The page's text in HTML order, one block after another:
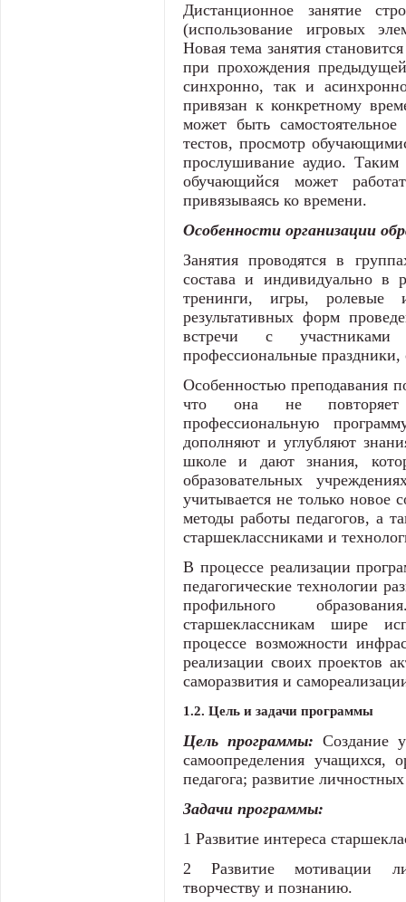
Дистанционное занятие
(использование игровых
Новая тема занятия
при прохождения
синхронно, так и
привязан к конкретному
может быть
тестов, просмотр
прослушивание аудио.
обучающийся может
привязываясь ко времени.
Особенности организации
Занятия проводятся в
состава и индивидуально в
тренинги, игры,
результативных форм
встречи с участниками
профессиональные праздники,
Особенностью преподавания
что она не повторяет
профессиональную
дополняют и углубляют
школе и дают знания,
образовательных
учитывается не только
методы работы педагогов, а
старшеклассниками и
В процессе реализации
педагогические технологии
профильного
старшеклассникам шире
процессе возможности
реализации своих проектов
саморазвития и
1.2. Цель и задачи программы
Цель программы: Создание
самоопределения учащихся,
педагога; развитие
Задачи программы:
1 Развитие интереса
2 Развитие мотивации
творчеству и познанию.